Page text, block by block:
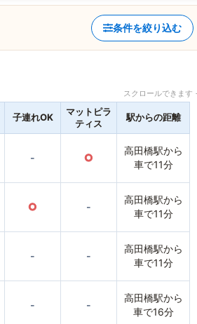
条件を絞り込む
スクロールできま
子連れOK
マットピラ
ティス
駅からの距離
- ○
高田橋駅から
車で11分
○ -
高田橋駅から
車で11分
- -
高田橋駅から
車で11分
- -
高田橋駅から
車で16分